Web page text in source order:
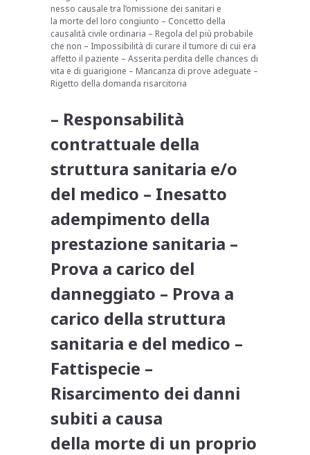
nesso causale tra l’omissione dei sanitari e
la morte del loro congiunto – Concetto della
causalità civile ordinaria – Regola del più probabile
che non – Impossibilità di curare il tumore di cui era
affetto il paziente – Asserita perdita delle chances di
vita e di guarigione – Mancanza di prove adeguate –
Rigetto della domanda risarcitoria
– Responsabilità
contrattuale della
struttura sanitaria e/o
del medico – Inesatto
adempimento della
prestazione sanitaria –
Prova a carico del
danneggiato – Prova a
carico della struttura
sanitaria e del medico –
Fattispecie –
Risarcimento dei danni
subiti a causa
della morte di un proprio